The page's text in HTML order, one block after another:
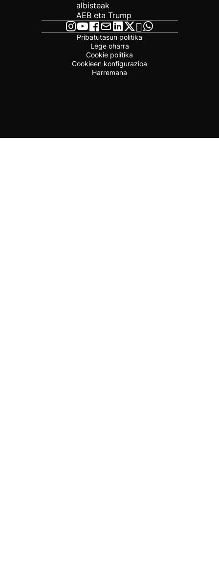
albisteak
AEB eta Trump
Pribatutasun politika
Lege oharra
Cookie politika
Cookieen konfigurazioa
Harremana